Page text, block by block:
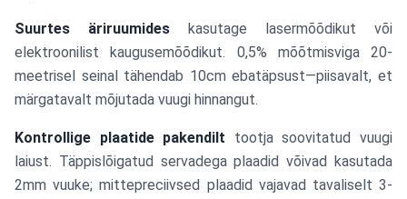
Suurtes äriruumides kasutage lasermõõdikut või
elektroonilist kaugusemõõdikut. 0,5% mõõtmisviga 20-
meetrisel seinal tähendab 10cm ebatäpsust—piisavalt, et
märgatavalt mõjutada vuugi hinnangut.
Kontrollige plaatide pakendilt tootja soovitatud vuugi
laiust. Täppislõigatud servadega plaadid võivad kasutada
2mm vuuke; mittepreciivsed plaadid vajavad tavaliselt 3-